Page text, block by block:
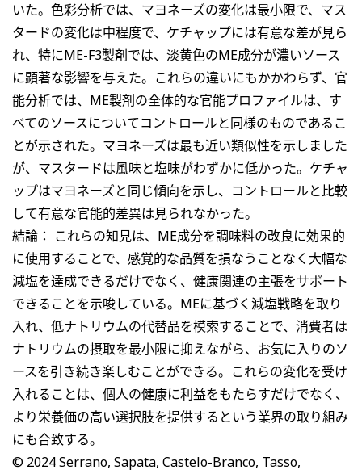
いた。色彩分析では、マヨネーズの変化は最小限で、マス
タードの変化は中程度で、ケチャップには有意な差が見ら
れ、特にME-F3製剤では、淡黄色のME成分が濃いソース
に顕著な影響を与えた。これらの違いにもかかわらず、官
能分析では、ME製剤の全体的な官能プロファイルは、す
べてのソースについてコントロールと同様のものであるこ
とが示された。マヨネーズは最も近い類似性を示しました
が、マスタードは風味と塩味がわずかに低かった。ケチャ
ップはマヨネーズと同じ傾向を示し、コントロールと比較
して有意な官能的差異は見られなかった。
結論： これらの知見は、ME成分を調味料の改良に効果的
に使用することで、感覚的な品質を損なうことなく大幅な
減塩を達成できるだけでなく、健康関連の主張をサポート
できることを示唆している。MEに基づく減塩戦略を取り
入れ、低ナトリウムの代替品を模索することで、消費者は
ナトリウムの摂取を最小限に抑えながら、お気に入りのソ
ースを引き続き楽しむことができる。これらの変化を受け
入れることは、個人の健康に利益をもたらすだけでなく、
より栄養価の高い選択肢を提供するという業界の取り組み
にも合致する。
© 2024 Serrano, Sapata, Castelo-Branco, Tasso,